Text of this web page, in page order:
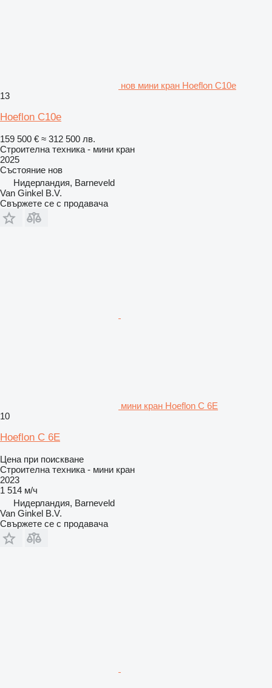
нов мини кран Hoeflon C10e
13
Hoeflon C10e
159 500 € ≈ 312 500 лв.
Строителна техника - мини кран
2025
Състояние нов
Нидерландия, Barneveld
Van Ginkel B.V.
Свържете се с продавача
мини кран Hoeflon C 6E
10
Hoeflon C 6E
Цена при поискване
Строителна техника - мини кран
2023
1 514 м/ч
Нидерландия, Barneveld
Van Ginkel B.V.
Свържете се с продавача